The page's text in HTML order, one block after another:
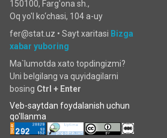
150100, Farg'ona sh.,
Oq yo'l ko‘chаsi, 104 a-uy
fer@stat.uz • Sayt xaritasi Bizga
xabar yuboring
Ma`lumotda xato topdingizmi?
Uni belgilang va quyidagilarni
bosing Ctrl + Enter
Veb-saytdan foydalanish uchun
qo'llanma